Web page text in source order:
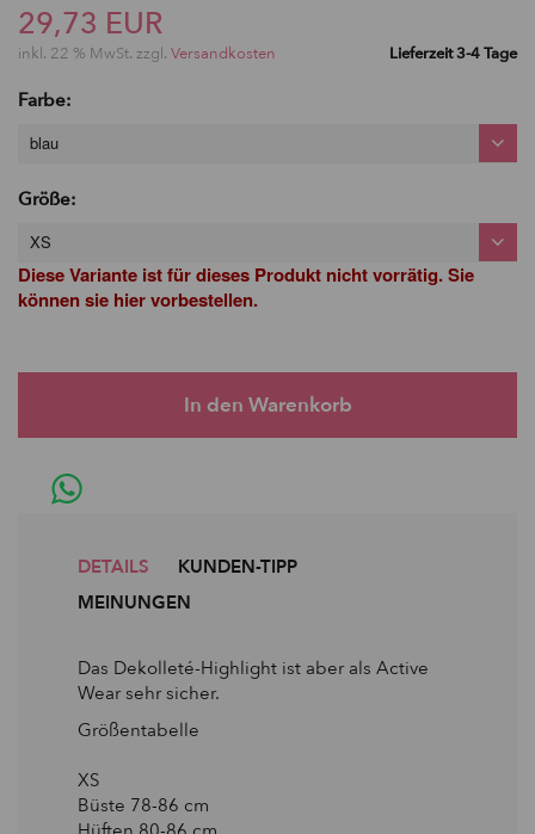
29,73 EUR
inkl. 22 % MwSt. zzgl. Versandkosten Lieferzeit 3-4 Tage
Farbe:
blau
Größe:
XS
Diese Variante ist für dieses Produkt nicht vorrätig. Sie
können sie hier vorbestellen.
DETAILS
KUNDEN-TIPP
MEINUNGEN
Das Dekolleté-Highlight ist aber als Active
Wear sehr sicher.
Größentabelle
XS
Büste 78-86 сm